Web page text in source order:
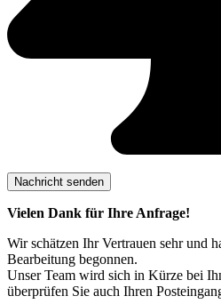
Vielen Dank für Ihre Anfrage!
Wir schätzen Ihr Vertrauen sehr und
Bearbeitung begonnen.
Unser Team wird sich in Kürze bei
überprüfen Sie auch Ihren